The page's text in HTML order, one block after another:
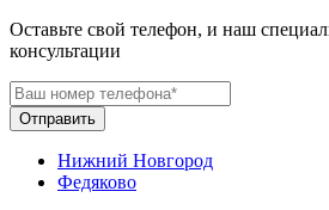
Оставьте свой телефон, и наш
консультации
Отправить
Нижний Новгород
Федяково